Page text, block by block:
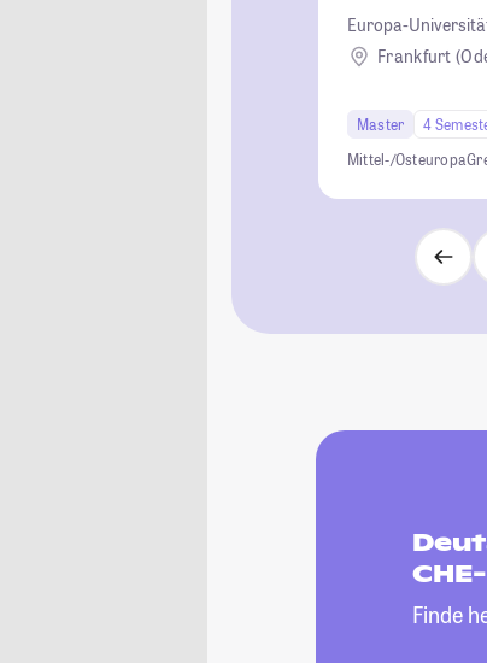
Europa-
Frankfurt
Master
4
Mittel-/Osteuropa
Finde